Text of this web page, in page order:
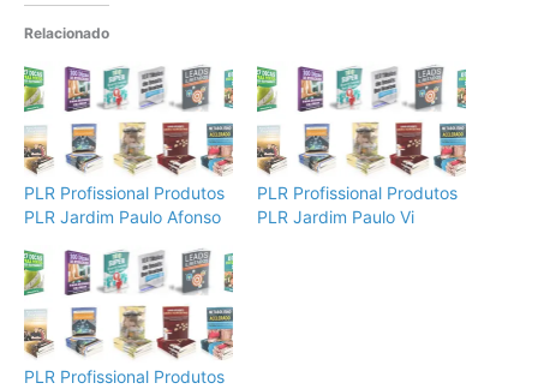
Relacionado
PLR Profissional Produtos
PLR Jardim Paulo Afonso
PLR Profissional Produtos
PLR Jardim Paulo Vi
PLR Profissional Produtos